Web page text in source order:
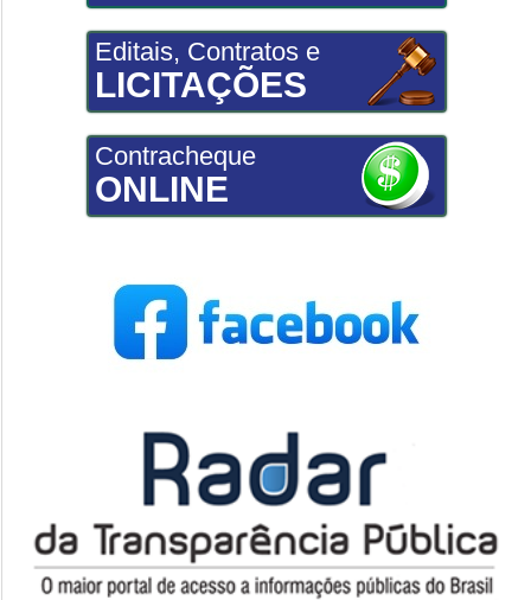
Editais, Contratos e
LICITAÇÕES
Contracheque
ONLINE